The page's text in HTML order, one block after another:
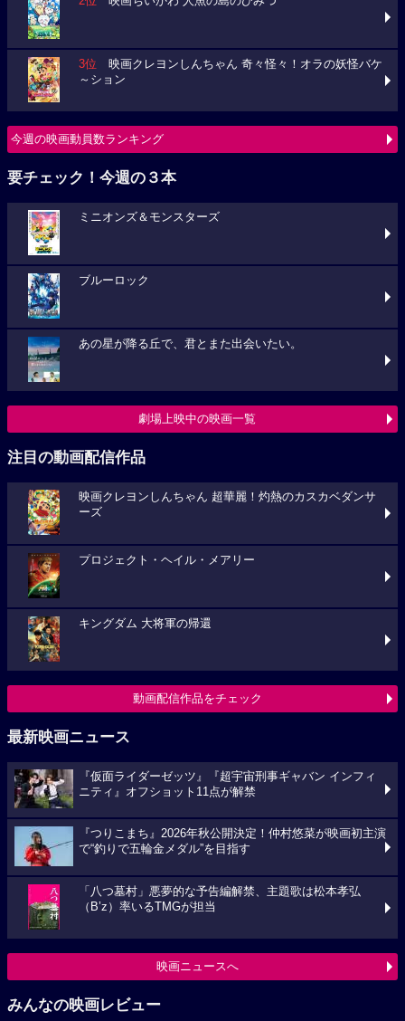
3位 映画クレヨンしんちゃん 奇々怪々！オラの妖怪バケ
～ション
今週の映画動員数ランキング
要チェック！今週の３本
ミニオンズ＆モンスターズ
ブルーロック
あの星が降る丘で、君とまた出会いたい。
劇場上映中の映画一覧
注目の動画配信作品
映画クレヨンしんちゃん 超華麗！灼熱のカスカベダンサ
ーズ
プロジェクト・ヘイル・メアリー
キングダム 大将軍の帰還
動画配信作品をチェック
最新映画ニュース
『仮面ライダーゼッツ』『超宇宙刑事ギャバン インフィ
ニティ』オフショット11点が解禁
『つりこまち』2026年秋公開決定！仲村悠菜が映画初主演
で“釣りで五輪金メダル”を目指す
「八つ墓村」悪夢的な予告編解禁、主題歌は松本孝弘
（B’z）率いるTMGが担当
映画ニュースへ
みんなの映画レビュー